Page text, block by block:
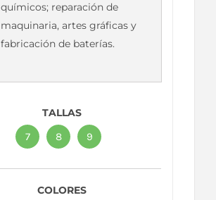
químicos; reparación de
maquinaria, artes gráficas y
fabricación de baterías.
TALLAS
7
8 9
COLORES